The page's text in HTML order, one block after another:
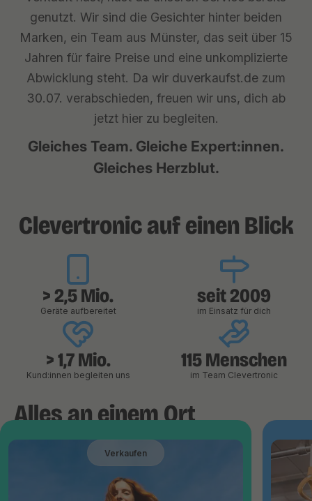
genutzt. Wir sind die Gesichter hinter beiden
Marken, ein Team aus Münster, das seit über 15
Jahren für faire Preise und eine unkomplizierte
Abwicklung steht. Da wir duverkaufst.de zum
30.07. verabschieden, freuen wir uns, dich ab
jetzt hier zu begleiten.
Gleiches Team. Gleiche Expert:innen.
Gleiches Herzblut.
Clevertronic auf einen Blick
> 2,5 Mio.
Geräte aufbereitet
seit 2009
im Einsatz für dich
> 1,7 Mio.
Kund:innen begleiten uns
115 Menschen
im Team Clevertronic
Alles an einem Ort
Verkaufen